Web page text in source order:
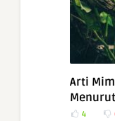
Arti
4